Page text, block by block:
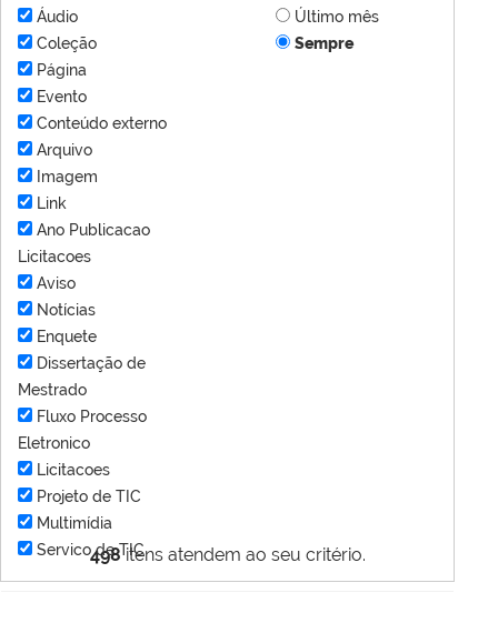
498itens atendem ao seu critério.
Áudio
Coleção
Página
Evento
Conteúdo externo
Arquivo
Imagem
Link
Ano Publicacao
Licitacoes
Aviso
Notícias
Enquete
Dissertação de
Mestrado
Fluxo Processo
Eletronico
Licitacoes
Projeto de TIC
Multimídia
Servico de TIC
Último mês
Sempre